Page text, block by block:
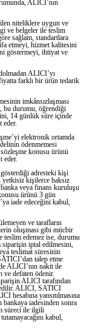
ALICI’nın
niteliklere uygun ve
ve belgeler ile teslim
sağlam, standartlara
etmeyi, hizmet kalitesini
göstermeyi, ihtiyat ve
ALICI’yı
farklı bir ürün tedarik
imkânsızlaşması
bu durumu, öğrendiği
14 günlük süre içinde
eder.
elektronik ortamda
ödenmemesi
konusu ürünü
eder.
adresteki kişi
kişilerce haksız
veya finans kuruluşu
ürünü 3 gün
iade edeceğini kabul,
ve tarafların
oluşması gibi mücbir
teslim edemez ise, durumu
iptal edilmesini,
teslimat süresinin
talep etme
ALICI’nın nakit ile
ve defaten ödenir.
ALICI tarafından
ALICI, SATICI
hesabına yansıtılmasına
iadesinden sonra
süreci ile ilgili
kabul,